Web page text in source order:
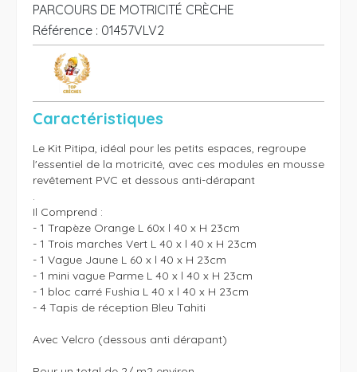
PARCOURS DE MOTRICITÉ CRÈCHE
Référence : 01457VLV2
Caractéristiques
Le Kit Pitipa, idéal pour les petits espaces, regroupe
l'essentiel de la motricité, avec ces modules en mousse
revêtement PVC et dessous anti-dérapant
.
Il Comprend :
- 1 Trapèze Orange L 60x l 40 x H 23cm
- 1 Trois marches Vert L 40 x l 40 x H 23cm
- 1 Vague Jaune L 60 x l 40 x H 23cm
- 1 mini vague Parme L 40 x l 40 x H 23cm
- 1 bloc carré Fushia L 40 x l 40 x H 23cm
- 4 Tapis de réception Bleu Tahiti
Avec Velcro (dessous anti dérapant)